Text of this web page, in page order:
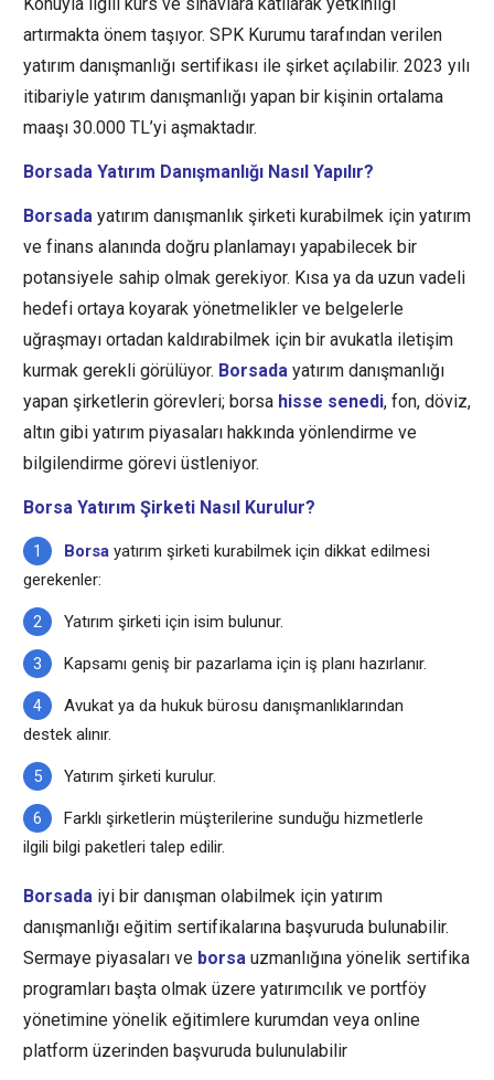
artırmakta önem taşıyor. SPK Kurumu tarafından verilen
yatırım danışmanlığı sertifikası ile şirket açılabilir. 2023 yılı
itibariyle yatırım danışmanlığı yapan bir kişinin ortalama
maaşı 30.000 TL’yi aşmaktadır.
Borsada Yatırım Danışmanlığı Nasıl Yapılır?
Borsada yatırım danışmanlık şirketi kurabilmek için yatırım
ve finans alanında doğru planlamayı yapabilecek bir
potansiyele sahip olmak gerekiyor. Kısa ya da uzun vadeli
hedefi ortaya koyarak yönetmelikler ve belgelerle
uğraşmayı ortadan kaldırabilmek için bir avukatla iletişim
kurmak gerekli görülüyor. Borsada yatırım danışmanlığı
yapan şirketlerin görevleri; borsa hisse senedi, fon, döviz,
altın gibi yatırım piyasaları hakkında yönlendirme ve
bilgilendirme görevi üstleniyor.
Borsa Yatırım Şirketi Nasıl Kurulur?
Borsa yatırım şirketi kurabilmek için dikkat edilmesi
gerekenler:
Yatırım şirketi için isim bulunur.
Kapsamı geniş bir pazarlama için iş planı hazırlanır.
Avukat ya da hukuk bürosu danışmanlıklarından
destek alınır.
Yatırım şirketi kurulur.
Farklı şirketlerin müşterilerine sunduğu hizmetlerle
ilgili bilgi paketleri talep edilir.
Borsada iyi bir danışman olabilmek için yatırım
danışmanlığı eğitim sertifikalarına başvuruda bulunabilir.
Sermaye piyasaları ve borsa uzmanlığına yönelik sertifika
programları başta olmak üzere yatırımcılık ve portföy
yönetimine yönelik eğitimlere kurumdan veya online
platform üzerinden başvuruda bulunulabilir